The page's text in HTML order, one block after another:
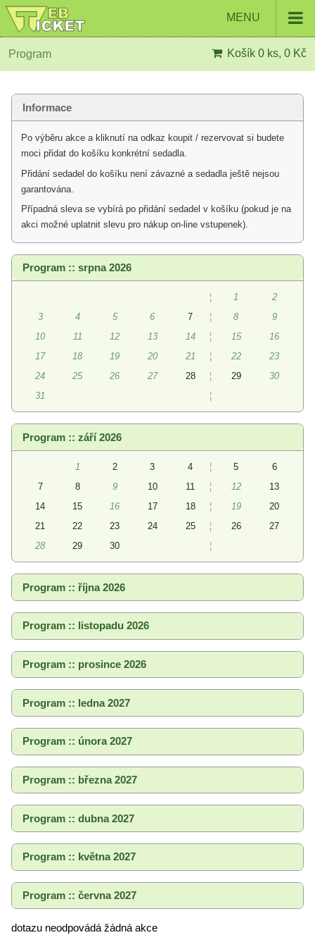
MENU
Program Košík 0 ks, 0 Kč
Informace
Po výběru akce a kliknutí na odkaz koupit / rezervovat si budete
moci přidat do košíku konkrétní sedadla.
Přidání sedadel do košíku není závazné a sedadla ještě nejsou
garantována.
Případná sleva se vybírá po přidání sedadel v košíku (pokud je na
akci možné uplatnit slevu pro nákup on-line vstupenek).
Program :: srpna 2026
¦ 1
2
3
4 5 6 7 ¦ 8
9
10
11 12 13 14 ¦ 15
16
17
18 19 20 21 ¦ 22
23
24
25 26 27 28 ¦ 29
30
31
¦
Program :: září 2026
1 2 3 4 ¦ 5
6
7
8 9 10 11 ¦ 12
13
14
15 16 17 18 ¦ 19
20
21
22 23 24 25 ¦ 26
27
28
29 30 ¦
Program :: října 2026
Program :: listopadu 2026
Program :: prosince 2026
Program :: ledna 2027
Program :: února 2027
Program :: března 2027
Program :: dubna 2027
Program :: května 2027
Program :: června 2027
dotazu neodpovádá žádná akce